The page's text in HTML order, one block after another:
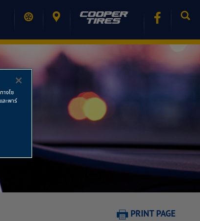
PRINT PAGE
างโซ
ละพาร์